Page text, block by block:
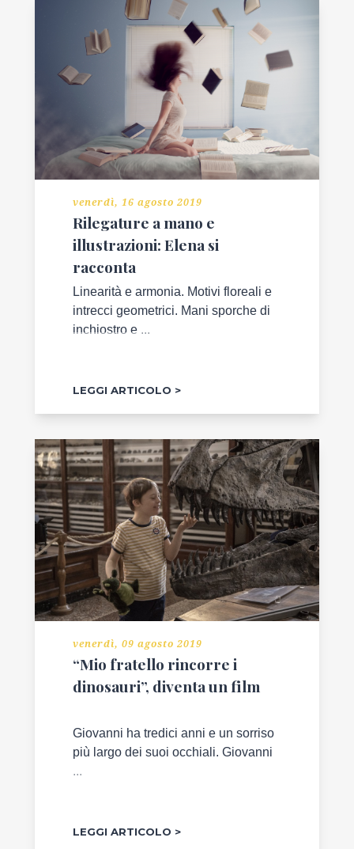
venerdì, 16 agosto 2019
Rilegature a mano e
illustrazioni: Elena si
racconta
Linearità e armonia. Motivi floreali e
intrecci geometrici. Mani sporche di
inchiostro e ...
LEGGI ARTICOLO
venerdì, 09 agosto 2019
“Mio fratello rincorre i
dinosauri”, diventa un film
Giovanni ha tredici anni e un sorriso
più largo dei suoi occhiali. Giovanni
...
LEGGI ARTICOLO